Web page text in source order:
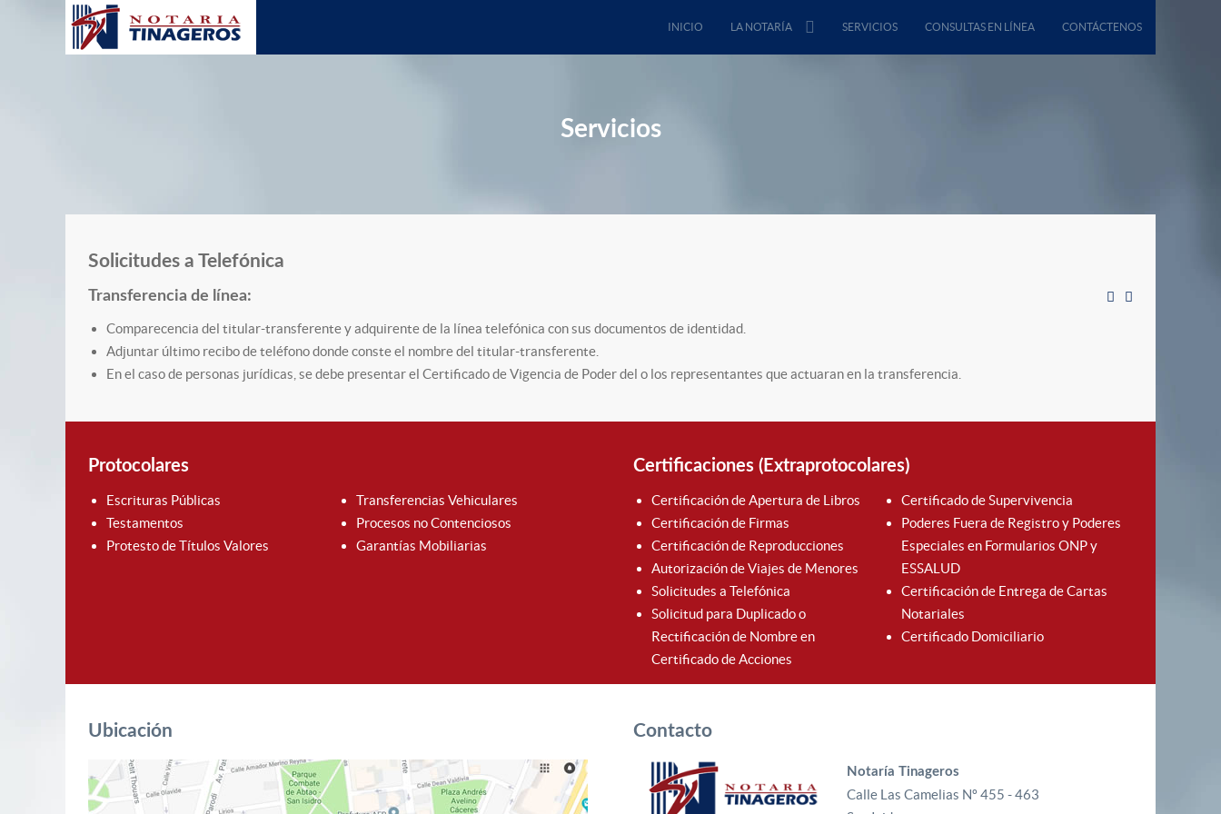
INICIO LA NOTARÍA SERVICIOS CONSULTAS EN LÍNEA CONTÁCTENOS
Servicios
Solicitudes a Telefónica
Transferencia de línea:
Comparecencia del titular-transferente y adquirente de la línea telefónica con sus documentos de identidad.
Adjuntar último recibo de teléfono donde conste el nombre del titular-transferente.
En el caso de personas jurídicas, se debe presentar el Certificado de Vigencia de Poder del o los representantes que actuaran en la transferencia.
Protocolares
Escrituras Públicas
Testamentos
Protesto de Títulos Valores
Transferencias Vehiculares
Procesos no Contenciosos
Garantías Mobiliarias
Certificaciones (Extraprotocolares)
Certificación de Apertura de Libros
Certificación de Firmas
Certificación de Reproducciones
Autorización de Viajes de Menores
Solicitudes a Telefónica
Solicitud para Duplicado o
Rectificación de Nombre en
Certificado de Acciones
Certificado de Supervivencia
Poderes Fuera de Registro y Poderes
Especiales en Formularios ONP y
ESSALUD
Certificación de Entrega de Cartas
Notariales
Certificado Domiciliario
Ubicación Contacto
Notaría Tinageros
Calle Las Camelias Nº 455 - 463